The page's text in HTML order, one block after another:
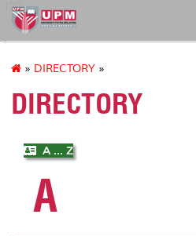
127
» DIRECTORY »
DIRECTORY
A ... Z
A